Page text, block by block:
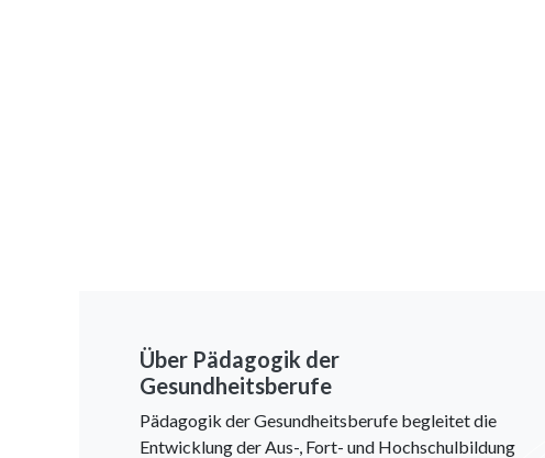
Über Pädagogik der
Gesundheitsberufe
Pädagogik der Gesundheitsberufe begleitet die
Entwicklung der Aus-, Fort- und Hochschulbildung